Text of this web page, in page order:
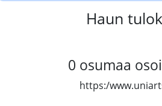
Haun
0 osumaa
https:/